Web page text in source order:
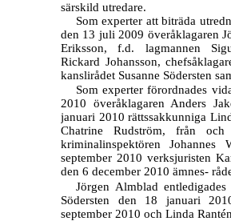
särskild utredare.
Som experter att biträda
den 13 juli 2009 överåklagaren
Eriksson, f.d. lagmannen
Rickard Johansson,
kanslirådet Susanne Södersten
Som experter förordnades
2010 överåklagaren Anders
januari 2010 rättssakkunniga
Chatrine Rudström, från
kriminalinspektören
september 2010 verksjuristen
den 6 december 2010 ämnes-
Jörgen Almblad
Södersten den 18 januari
september 2010 och Linda